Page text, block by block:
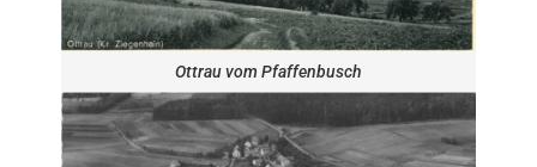
Ottrau vom Pfaffenbusch